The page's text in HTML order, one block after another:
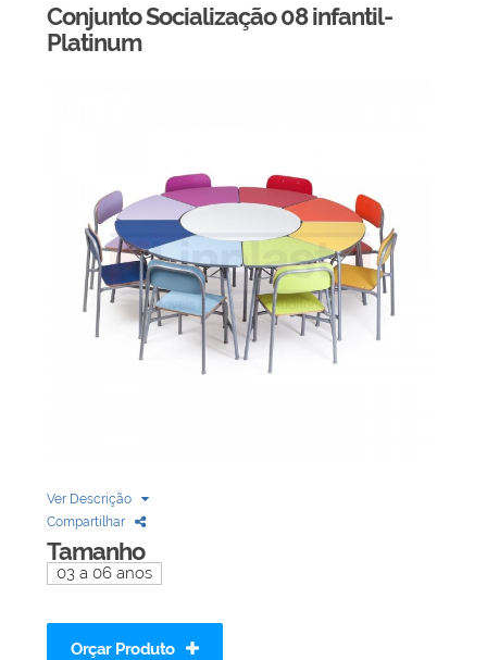
Conjunto Socialização 08 infantil-
Platinum
Ver Descrição
Compartilhar
Tamanho
03 a 06 anos
Orçar Produto
Ambiente Maker
Longarinas
Quadro Branco
Linha Wood Prime
Cadeira especial